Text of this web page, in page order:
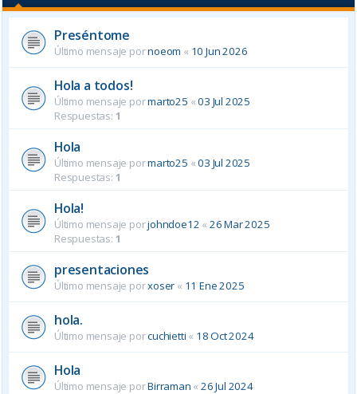
Preséntome
Último mensaje pornoeom « 10 Jun 2026
Hola a todos!
Último mensaje pormarto25 «03 Jul 2025
Respuestas: 1
Hola
Último mensaje pormarto25 «03 Jul 2025
Respuestas: 1
Hola!
Último mensaje porjohndoe12 « 26 Mar 2025
Respuestas: 1
presentaciones
Último mensaje porxoser « 11 Ene 2025
hola.
Último mensaje porcuchietti « 18 Oct 2024
Hola
Último mensaje porBirraman «26 Jul 2024